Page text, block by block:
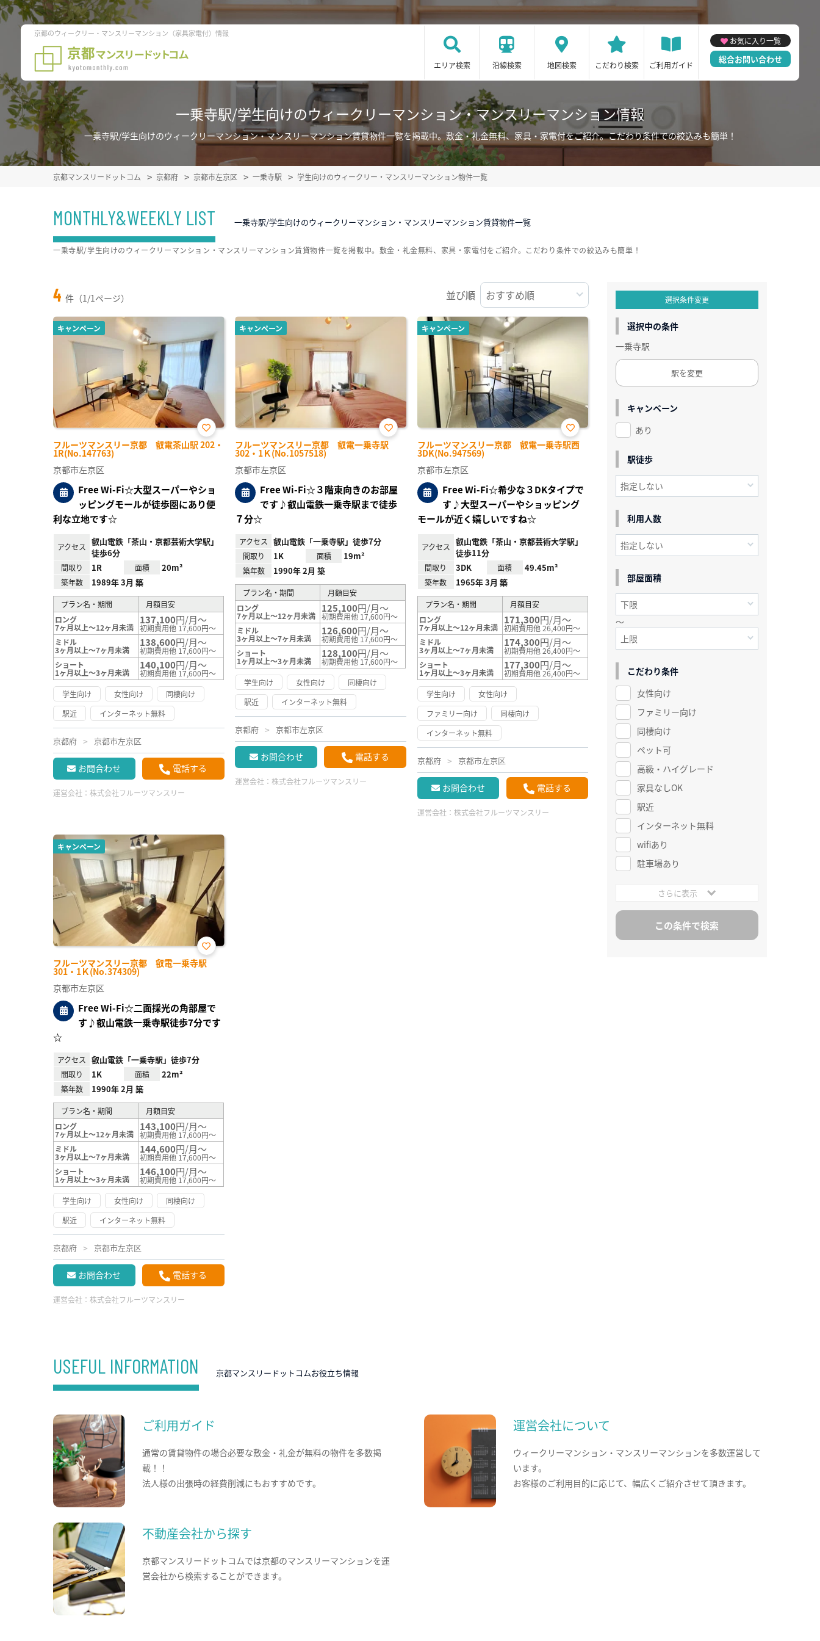
京都のウィークリー・マンスリーマンション（家具家電付）情報
エリア検索 沿線検索 地図検索 こだわり検索 ご利用ガイド
お気に入り一覧
総合お問い合わせ
一乗寺駅/学生向けのウィークリーマンション・マンスリーマンション情報
一乗寺駅/学生向けのウィークリーマンション・マンスリーマンション賃貸物件一覧を掲載中。敷金・礼金無料、家具・家電付をご紹介。こだわり条件での絞込みも簡単！
京都マンスリードットコム 京都府 京都市左京区 一乗寺駅 学生向けのウィークリー・マンスリーマンション物件一覧
MONTHLY&WEEKLY LIST 一乗寺駅/学生向けのウィークリーマンション・マンスリーマンション賃貸物件一覧
4 件（1/1ページ） 並び順
キャンペーン
フルーツマンスリー京都 叡電茶山駅 202・
1R(No.147763)
お気
に入
京都市左京区
Free Wi-Fi☆大型スーパーやショ
ッピングモールが徒歩圏にあり便
利な立地です☆
アクセス
叡山電鉄「茶山・京都芸術大学駅」
徒歩6分
間取り 1R 面積 20m²
築年数 1989年 3月 築
プラン名・期間
月額目安
ロング
7ヶ月以上～12ヶ月未満
137,100円/月～
初期費用他 17,600円～
ミドル
3ヶ月以上～7ヶ月未満
138,600円/月～
初期費用他 17,600円～
ショート
1ヶ月以上～3ヶ月未満
140,100円/月～
初期費用他 17,600円～
学生向け
女性向け
同棲向け
駅近
インターネット無料
京都府 京都市左京区
お問合わせ 電話する
運営会社： 株式会社フルーツマンスリー
キャンペーン
フルーツマンスリー京都 叡電一乗寺駅
302・1Ｋ(No.1057518)
お気
に入
京都市左京区
Free Wi-Fi☆３階東向きのお部屋
です♪叡山電鉄一乗寺駅まで徒歩
７分☆
アクセス 叡山電鉄「一乗寺駅」徒歩7分
間取り 1K 面積 19m²
築年数 1990年 2月 築
プラン名・期間
月額目安
ロング
7ヶ月以上～12ヶ月未満
125,100円/月～
初期費用他 17,600円～
ミドル
3ヶ月以上～7ヶ月未満
126,600円/月～
初期費用他 17,600円～
ショート
1ヶ月以上～3ヶ月未満
128,100円/月～
初期費用他 17,600円～
学生向け
女性向け
同棲向け
駅近
インターネット無料
京都府 京都市左京区
お問合わせ 電話する
運営会社：株式会社フルーツマンスリー
キャンペーン
フルーツマンスリー京都 叡電一乗寺駅西
3DK(No.947569)
お気
に入
京都市左京区
Free Wi-Fi☆希少な３DKタイプで
す♪大型スーパーやショッピング
モールが近く嬉しいですね☆
アクセス
叡山電鉄「茶山・京都芸術大学駅」
徒歩11分
間取り 3DK 面積 49.45m²
築年数 1965年 3月 築
プラン名・期間
月額目安
ロング
7ヶ月以上～12ヶ月未満
171,300円/月～
初期費用他 26,400円～
ミドル
3ヶ月以上～7ヶ月未満
174,300円/月～
初期費用他 26,400円～
ショート
1ヶ月以上～3ヶ月未満
177,300円/月～
初期費用他 26,400円～
学生向け
女性向け
ファミリー向け
同棲向け
インターネット無料
京都府 京都市左京区
お問合わせ 電話する
運営会社： 株式会社フルーツマンスリー
キャンペーン
フルーツマンスリー京都 叡電一乗寺駅
301・1Ｋ(No.374309)
お気
に入
京都市左京区
Free Wi-Fi☆二面採光の角部屋で
す♪叡山電鉄一乗寺駅徒歩7分です
☆
アクセス 叡山電鉄「一乗寺駅」徒歩7分
間取り 1K 面積 22m²
築年数 1990年 2月 築
プラン名・期間
月額目安
ロング
7ヶ月以上～12ヶ月未満
143,100円/月～
初期費用他 17,600円～
ミドル
3ヶ月以上～7ヶ月未満
144,600円/月～
初期費用他 17,600円～
ショート
1ヶ月以上～3ヶ月未満
146,100円/月～
初期費用他 17,600円～
学生向け
女性向け
同棲向け
駅近
インターネット無料
京都府 京都市左京区
お問合わせ 電話する
運営会社： 株式会社フルーツマンスリー
一乗寺駅/学生向けのウィークリーマンション・マンスリーマンション賃貸物件一覧を掲載中。敷金・礼金無料、家具・家電付をご紹介。こだわり条件での絞込みも簡単！
選択条件変更
選択中の条件
一乗寺駅
駅を変更
キャンペーン
あり
駅徒歩
利用人数
部屋面積
～
こだわり条件
女性向け
ファミリー向け
同棲向け
ペット可
高級・ハイグレード
家具なしOK
駅近
インターネット無料
wifiあり
駐車場あり
さらに表示
USEFUL INFORMATION 京都マンスリードットコムお役立ち情報
ご利用ガイド
通常の賃貸物件の場合必要な敷金・礼金が無料の物件を多数掲
載！！
法人様の出張時の経費削減にもおすすめです。
運営会社について
ウィークリーマンション・マンスリーマンションを多数運営して
います。
お客様のご利用目的に応じて、幅広くご紹介させて頂きます。
不動産会社から探す
京都マンスリードットコムでは京都のマンスリーマンションを運
営会社から検索することができます。